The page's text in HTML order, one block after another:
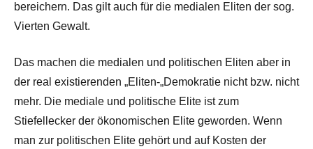
bereichern. Das gilt auch für die medialen Eliten der sog.
Vierten Gewalt.
Das machen die medialen und politischen Eliten aber in
der real existierenden „Eliten-„Demokratie nicht bzw. nicht
mehr. Die mediale und politische Elite ist zum
Stiefellecker der ökonomischen Elite geworden. Wenn
man zur politischen Elite gehört und auf Kosten der